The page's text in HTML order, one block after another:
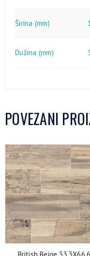
Širina (mm)
Dužina (mm)
POVEZANI